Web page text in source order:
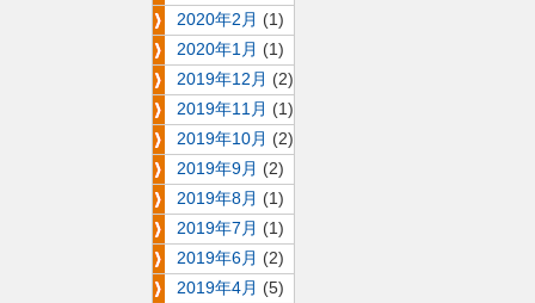
2020年2月 (1)
2020年1月 (1)
2019年12月 (2)
2019年11月 (1)
2019年10月 (2)
2019年9月 (2)
2019年8月 (1)
2019年7月 (1)
2019年6月 (2)
2019年4月 (5)